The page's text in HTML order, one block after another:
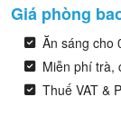
Giá phòng
Ăn sáng cho
Miễn phí trà,
Thuế VAT &